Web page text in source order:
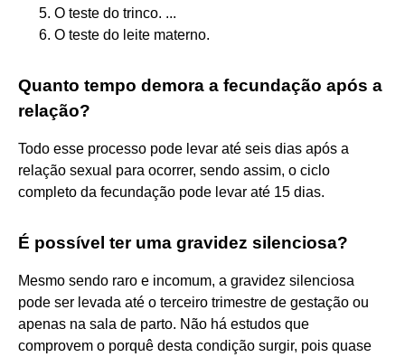
O teste do trinco. ...
O teste do leite materno.
Quanto tempo demora a fecundação após a
relação?
Todo esse processo pode levar até seis dias após a
relação sexual para ocorrer, sendo assim, o ciclo
completo da fecundação pode levar até 15 dias.
É possível ter uma gravidez silenciosa?
Mesmo sendo raro e incomum, a gravidez silenciosa
pode ser levada até o terceiro trimestre de gestação ou
apenas na sala de parto. Não há estudos que
comprovem o porquê desta condição surgir, pois quase